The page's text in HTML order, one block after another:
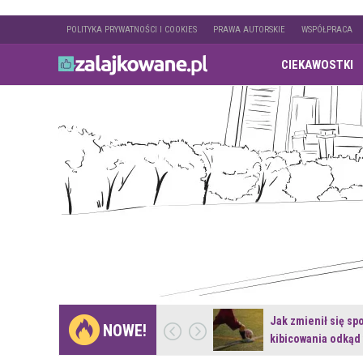
POLITYKA PRYWATNOŚCI I COOKIES PRAWA AUTORSKIE WSPÓŁPRACA
CIEKAWOSTKI
NOWE!
Gdzie pojechać na
weekend z naturą w…
Jak zmienił się
kibicowania